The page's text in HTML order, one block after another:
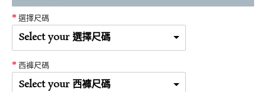
選擇尺碼
Select your 選擇尺碼
西褲尺碼
Select your 西褲尺碼